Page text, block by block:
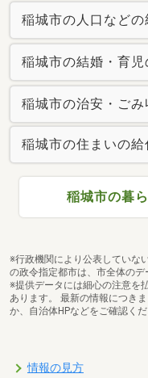
稲城市の人口などの
稲城市の結婚・育児
稲城市の治安・ごみ
稲城市の住まいの給
稲城市の暮
※行政機関により公表していな
の政令指定都市は、市全体のデ
※提供データには細心の注意を
あります。 最新の情報につき
か、自治体HPなどをご確認くだ
情報の見方